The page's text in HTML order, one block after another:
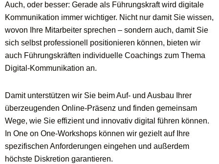
Auch, oder besser: Gerade als Führungskraft wird digitale
Kommunikation immer wichtiger. Nicht nur damit Sie wissen,
wovon Ihre Mitarbeiter sprechen – sondern auch, damit Sie
sich selbst professionell positionieren können, bieten wir
auch Führungskräften individuelle Coachings zum Thema
Digital-Kommunikation an.
Damit unterstützen wir Sie beim Auf- und Ausbau Ihrer
überzeugenden Online-Präsenz und finden gemeinsam
Wege, wie Sie effizient und innovativ digital führen können.
In One on One-Workshops können wir gezielt auf Ihre
spezifischen Anforderungen eingehen und außerdem
höchste Diskretion garantieren.